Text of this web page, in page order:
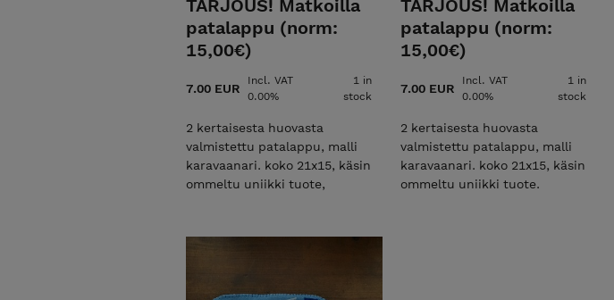
TARJOUS! Matkoilla
patalappu (norm:
15,00€)
7.00 EUR
Incl. VAT
0.00%
1 in
stock
2 kertaisesta huovasta
valmistettu patalappu, malli
karavaanari. koko 21x15, käsin
ommeltu uniikki tuote,
TARJOUS! Matkoilla
patalappu (norm:
15,00€)
7.00 EUR
Incl. VAT
0.00%
1 in
stock
2 kertaisesta huovasta
valmistettu patalappu, malli
karavaanari. koko 21x15, käsin
ommeltu uniikki tuote.